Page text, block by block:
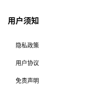
用户须知
隐私政策
用户协议
免责声明